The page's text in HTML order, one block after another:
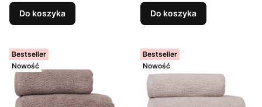
Do koszyka Do koszyka
Bestseller
Nowość
Bestseller
Nowość